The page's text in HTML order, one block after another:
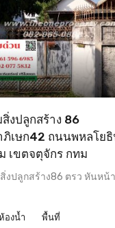
งปลูกสร้าง 86
ภิเษก42 ถนนพหลโย
เขตจตุจักร กทม
งปลูกสร้าง86 ตรว หันหน้
องน้ำ พื้นที่